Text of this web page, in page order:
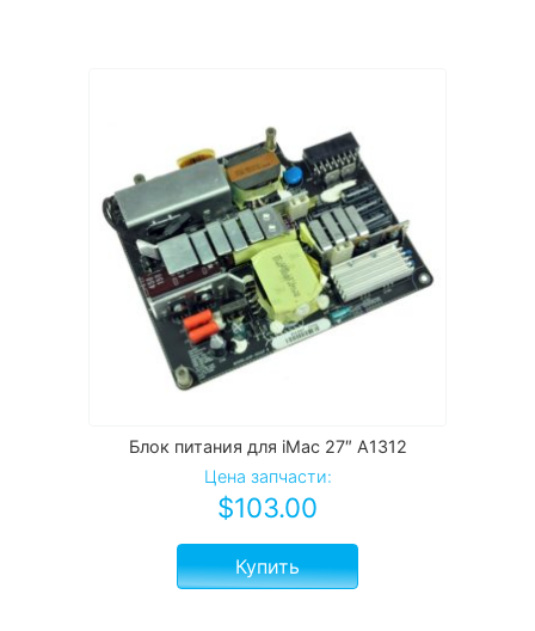
Блок питания для iMac 27″ A1312
Цена запчасти:
$103.00
Купить